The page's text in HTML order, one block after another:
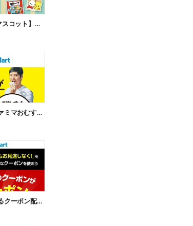
【サンリオ×メーカーマスコット】オリジナルグッズ貰える!
【おトク】大谷選手ファミマおむすび割
【おトク】お店で使えるクーポン配信中